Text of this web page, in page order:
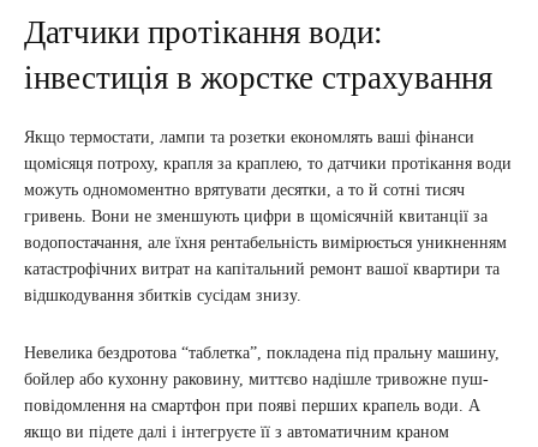
Датчики протікання води:
інвестиція в жорстке страхування
Якщо термостати, лампи та розетки економлять ваші фінанси
щомісяця потроху, крапля за краплею, то датчики протікання води
можуть одномоментно врятувати десятки, а то й сотні тисяч
гривень. Вони не зменшують цифри в щомісячній квитанції за
водопостачання, але їхня рентабельність вимірюється уникненням
катастрофічних витрат на капітальний ремонт вашої квартири та
відшкодування збитків сусідам знизу.
Невелика бездротова “таблетка”, покладена під пральну машину,
бойлер або кухонну раковину, миттєво надішле тривожне пуш-
повідомлення на смартфон при появі перших крапель води. А
якщо ви підете далі і інтегруєте її з автоматичним краном